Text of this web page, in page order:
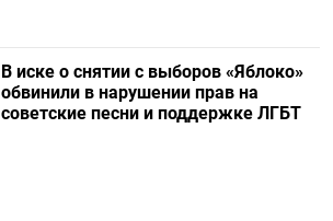
В иске о снятии с выборов «Яблоко»
обвинили в нарушении прав на
советские песни и поддержке ЛГБТ